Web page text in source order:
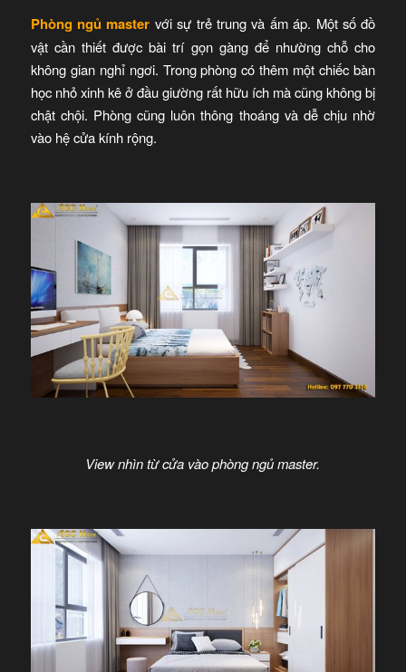
Phòng ngủ master với sự trẻ trung và ấm áp. Một số đồ
vật cần thiết được bài trí gọn gàng để nhường chỗ cho
không gian nghỉ ngơi. Trong phòng có thêm một chiếc bàn
học nhỏ xinh kê ở đầu giường rất hữu ích mà cũng không bị
chật chội. Phòng cũng luôn thông thoáng và dễ chịu nhờ
vào hệ cửa kính rộng.
View nhìn từ cửa vào phòng ngủ master.